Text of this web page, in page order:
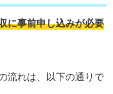
に事前申し込みが必要
流れは、以下の通りで